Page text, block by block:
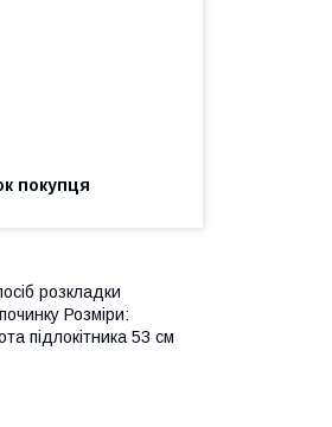
покупця
розкладки
Розміри:
підлокітника 53 см